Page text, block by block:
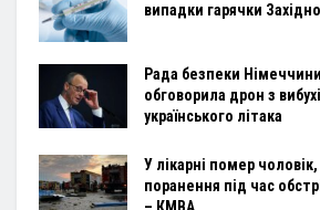
випадки гарячки
Рада безпеки
обговорила дрон з
українського літака
У лікарні помер
поранення під час